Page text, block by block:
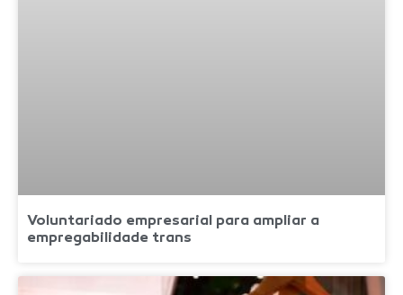
Voluntariado empresarial para ampliar a
empregabilidade trans